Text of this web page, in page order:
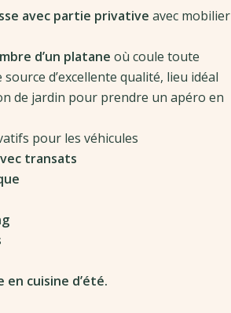
avec partie privative avec mobilier
d’un platane où coule toute
source d’excellente qualité, lieu idéal
de jardin pour prendre un apéro en
pour les véhicules
transats
en cuisine d’été.